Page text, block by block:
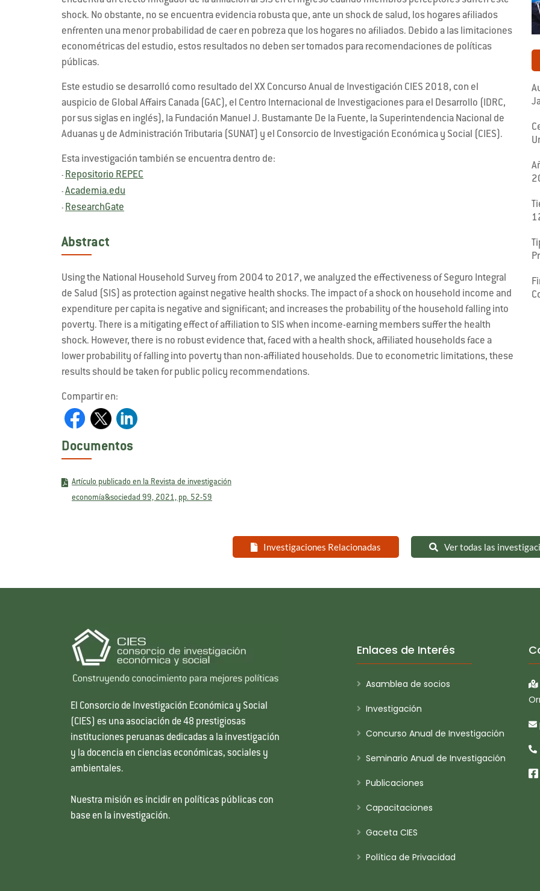
shock. No obstante, no se encuentra evidencia robusta que, ante un shock de salud, los hogares afiliados
enfrenten una menor probabilidad de caer en pobreza que los hogares no afiliados. Debido a las limitaciones
econométricas del estudio, estos resultados no deben ser tomados para recomendaciones de políticas
públicas.
Este estudio se desarrolló como resultado del XX Concurso Anual de Investigación CIES 2018, con el
auspicio de Global Affairs Canada (GAC), el Centro Internacional de Investigaciones para el Desarrollo (IDRC,
por sus siglas en inglés), la Fundación Manuel J. Bustamante De la Fuente, la Superintendencia Nacional de
Aduanas y de Administración Tributaria (SUNAT) y el Consorcio de Investigación Económica y Social (CIES).
Esta investigación también se encuentra dentro de:
- Repositorio REPEC
- Academia.edu
- ResearchGate
Abstract
Using the National Household Survey from 2004 to 2017, we analyzed the effectiveness of Seguro Integral
de Salud (SIS) as protection against negative health shocks. The impact of a shock on household income and
expenditure per capita is negative and significant; and increases the probability of the household falling into
poverty. There is a mitigating effect of affiliation to SIS when income-earning members suffer the health
shock. However, there is no robust evidence that, faced with a health shock, affiliated households face a
lower probability of falling into poverty than non-affiliated households. Due to econometric limitations, these
results should be taken for public policy recommendations.
Compartir en:
Documentos
Artículo publicado en la Revista de investigación
economía&sociedad 99, 2021, pp. 52-59
Investigaciones Relacionadas Ver todas las
El Consorcio de Investigación Económica y Social
(CIES) es una asociación de 48 prestigiosas
instituciones peruanas dedicadas a la investigación
y la docencia en ciencias económicas, sociales y
ambientales.
Nuestra misión es incidir en políticas públicas con
base en la investigación.
Enlaces de Interés
Asamblea de socios
Investigación
Concurso Anual de Investigación
Seminario Anual de Investigación
Publicaciones
Capacitaciones
Gaceta CIES
Política de Privacidad